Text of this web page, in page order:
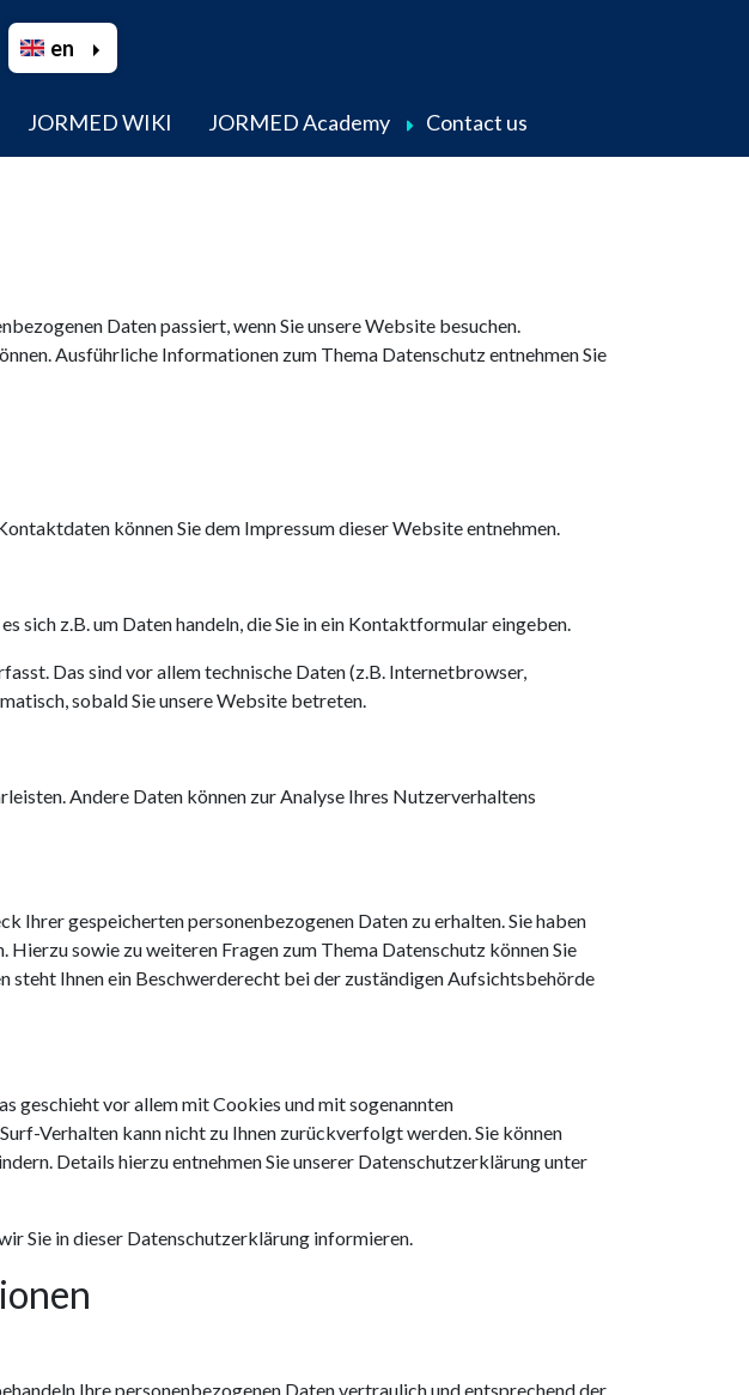
Select your language
en
JORMED WIKI JORMED Academy Contact us
Daten passiert, wenn Sie unsere Website besuchen.
Ausführliche Informationen zum Thema Datenschutz entnehmen Sie
können Sie dem Impressum dieser Website entnehmen.
sich z.B. um Daten handeln, die Sie in ein Kontaktformular eingeben.
Das sind vor allem technische Daten (z.B. Internetbrowser,
sobald Sie unsere Website betreten.
Andere Daten können zur Analyse Ihres Nutzerverhaltens
Ihrer gespeicherten personenbezogenen Daten zu erhalten. Sie haben
sowie zu weiteren Fragen zum Thema Datenschutz können Sie
steht Ihnen ein Beschwerderecht bei der zuständigen Aufsichtsbehörde
geschieht vor allem mit Cookies und mit sogenannten
Verhalten kann nicht zu Ihnen zurückverfolgt werden. Sie können
Details hierzu entnehmen Sie unserer Datenschutzerklärung unter
Sie in dieser Datenschutzerklärung informieren.
Ihre personenbezogenen Daten vertraulich und entsprechend der